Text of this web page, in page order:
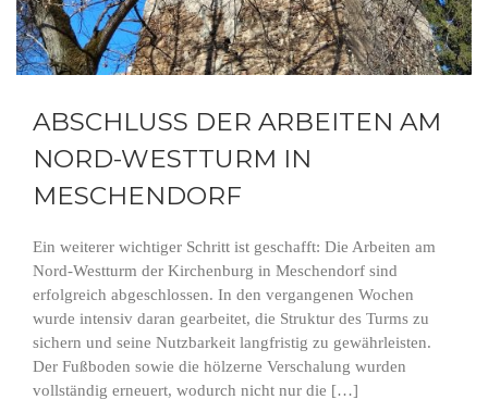
ABSCHLUSS DER ARBEITEN AM
NORD-WESTTURM IN
MESCHENDORF
Ein weiterer wichtiger Schritt ist geschafft: Die Arbeiten am
Nord-Westturm der Kirchenburg in Meschendorf sind
erfolgreich abgeschlossen. In den vergangenen Wochen
wurde intensiv daran gearbeitet, die Struktur des Turms zu
sichern und seine Nutzbarkeit langfristig zu gewährleisten.
Der Fußboden sowie die hölzerne Verschalung wurden
vollständig erneuert, wodurch nicht nur die […]